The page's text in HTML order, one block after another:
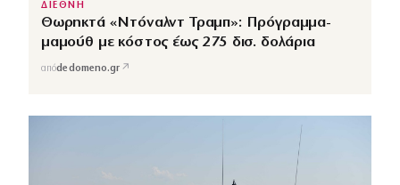
ΔΙΕΘΝΗ
Θωρηκτά «Ντόναλντ Τραμπ»: Πρόγραμμα-
μαμούθ με κόστος έως 275 δισ. δολάρια
απόdedomeno.gr ↗